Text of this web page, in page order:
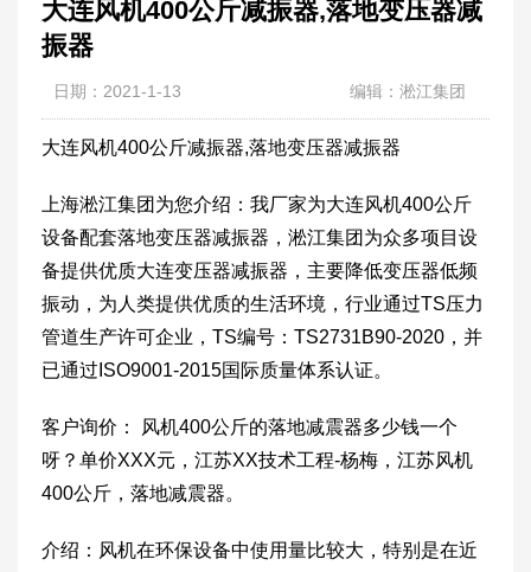
大连风机400公斤减振器,落地变压器减
振器
日期：2021-1-13 编辑：淞江集团
大连风机400公斤减振器,落地变压器减振器
上海淞江集团为您介绍：我厂家为大连风机400公斤
设备配套落地变压器减振器，淞江集团为众多项目设
备提供优质大连变压器减振器，主要降低变压器低频
振动，为人类提供优质的生活环境，行业通过TS压力
管道生产许可企业，TS编号：TS2731B90-2020，并
已通过ISO9001-2015国际质量体系认证。
客户询价： 风机400公斤的落地减震器多少钱一个
呀？单价XXX元，江苏XX技术工程-杨梅，江苏风机
400公斤，落地减震器。
介绍：风机在环保设备中使用量比较大，特别是在近